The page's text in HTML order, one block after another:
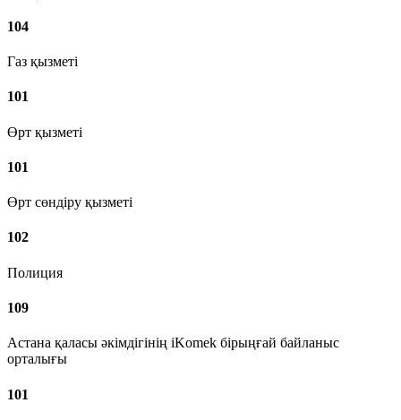
104
Газ қызметі
101
Өрт қызметі
101
Өрт сөндіру қызметі
102
Полиция
109
Астана қаласы әкімдігінің iKomek бірыңғай байланыс
орталығы
101